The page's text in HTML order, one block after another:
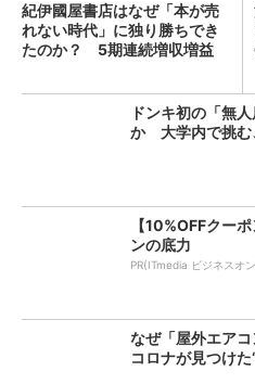
紀伊國屋書店はなぜ「本が売
れない時代」に独り勝ちでき
たのか？ 5期連続増収増益
ドンキ初の「無
か 大学内で挑む
【10%OFFクー
ンの底力
PR(ITmedia ビジネスオ
なぜ「屋外エア
コロナが見つけ